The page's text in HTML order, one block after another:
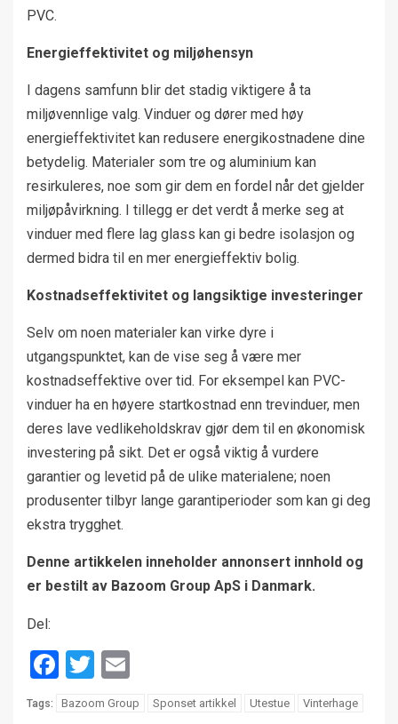
PVC.
Energieffektivitet og miljøhensyn
I dagens samfunn blir det stadig viktigere å ta
miljøvennlige valg. Vinduer og dører med høy
energieffektivitet kan redusere energikostnadene dine
betydelig. Materialer som tre og aluminium kan
resirkuleres, noe som gir dem en fordel når det gjelder
miljøpåvirkning. I tillegg er det verdt å merke seg at
vinduer med flere lag glass kan gi bedre isolasjon og
dermed bidra til en mer energieffektiv bolig.
Kostnadseffektivitet og langsiktige investeringer
Selv om noen materialer kan virke dyre i
utgangspunktet, kan de vise seg å være mer
kostnadseffektive over tid. For eksempel kan PVC-
vinduer ha en høyere startkostnad enn trevinduer, men
deres lave vedlikeholdskrav gjør dem til en økonomisk
investering på sikt. Det er også viktig å vurdere
garantier og levetid på de ulike materialene; noen
produsenter tilbyr lange garantiperioder som kan gi deg
ekstra trygghet.
Denne artikkelen inneholder annonsert innhold og
er bestilt av Bazoom Group ApS i Danmark.
Del:
Facebook
Twitter
Tags: Bazoom Group Sponset artikkel Utestue Vinterhage